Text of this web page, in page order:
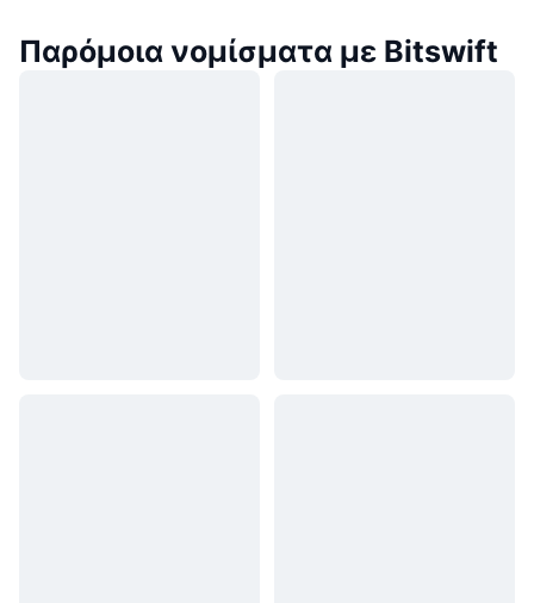
Παρόμοια νομίσματα με Bitswift